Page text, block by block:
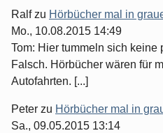
Ralfzu Hörbücher mal in
Mo., 10.08.2015 14:49
Tom: Hier tummeln sich
Falsch. Hörbücher wären für
Autofahrten. [...]
Peter zu Hörbücher mal in
Sa., 09.05.2015 13:14